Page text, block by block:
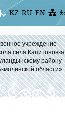
EN
RU
KZ
учреждение
села Капитоновка
району
области»